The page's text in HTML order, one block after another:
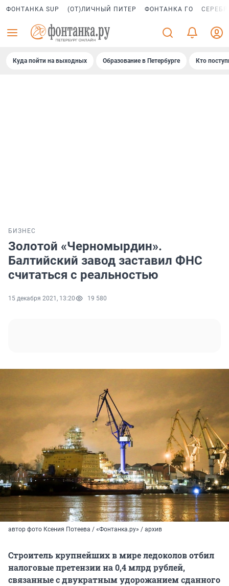
ФОНТАНКА SUP (ОТ)ЛИЧНЫЙ ПИТЕР ФОНТАНКА ГО
Куда пойти на выходных Образование в Петербурге Кто
БИЗНЕС
Золотой «Черномырдин».
Балтийский завод заставил ФНС
считаться с реальностью
15 декабря 2021, 13:20 19 580
автор фото Ксения Потеева / «Фонтанка.ру» / архив
Строитель крупнейших в мире ледоколов отбил
налоговые претензии на 0,4 млрд рублей,
связанные с двукратным удорожанием сданного